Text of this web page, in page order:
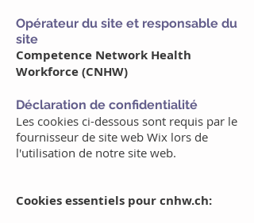
Opérateur du site et responsable du
site
Competence Network Health
Workforce (CNHW)
Déclaration de confidentialité
Les cookies ci-dessous sont requis par le
fournisseur de site web Wix lors de
l'utilisation de notre site web.
Cookies essentiels pour cnhw.ch: